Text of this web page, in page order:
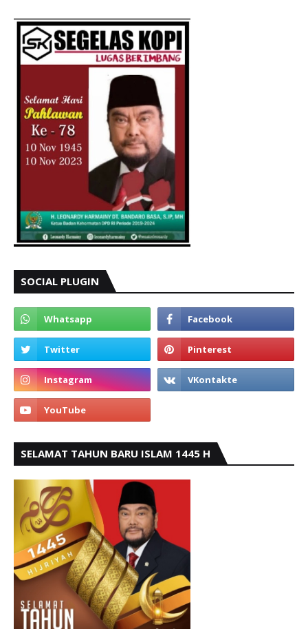
SOCIAL PLUGIN
SELAMAT TAHUN BARU ISLAM 1445 H